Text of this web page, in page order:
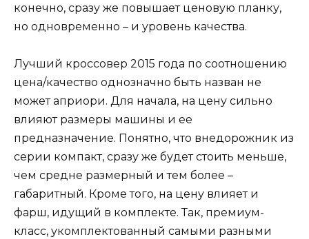
конечно, сразу же повышает ценовую планку,
но одновременно – и уровень качества.
Лучший кроссовер 2015 года по соотношению
цена/качество однозначно быть назван не
может априори. Для начала, на цену сильно
влияют размеры машины и ее
предназначение. Понятно, что внедорожник из
серии компакт, сразу же будет стоить меньше,
чем средне размерный и тем более –
габаритный. Кроме того, на цену влияет и
фарш, идущий в комплекте. Так, премиум-
класс, укомплектованный самыми разными